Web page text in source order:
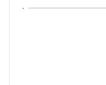
۰